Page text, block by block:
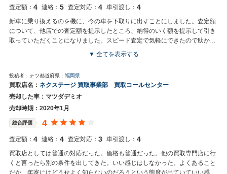
査定額： 4 連絡： 5 査定対応： 4 車引渡し： 4
新車に乗り換えるのを機に、今の車を下取りに出すことにしました。査定額
について、他店での査定額を提示したところ、納得のいく額を提示して引き
取っていただくことになりました。スピード査定で気軽にできたので助かり
▼ 全てを表示する
投稿者：テツ都道府県： 福岡県
買取店名： ネクステージ 買取事業部 買取コールセンター
売却した車：マツダデミオ
売却時期：2020年1月
総合評価 4
査定額： 4 連絡： 4 査定対応： 3 車引渡し： 4
買取店としては普通の対応だった。価格も普通だった。他の買取専門店に行
くと言ったら別の条件を出してきた。いい感じはしなかった。よくあること
だか、年寄にはどうせよく知らないのだろうという態度が出ていていい感じ